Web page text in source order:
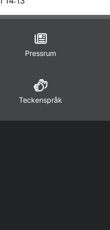
Pressrum
Teckenspråk